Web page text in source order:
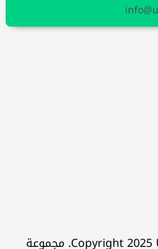
Copyright 2025 UMAIO © All rights reserved. مجموعة